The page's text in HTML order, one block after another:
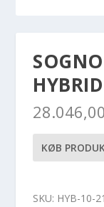
28.046,00
KØB
SKU: HYB-10-